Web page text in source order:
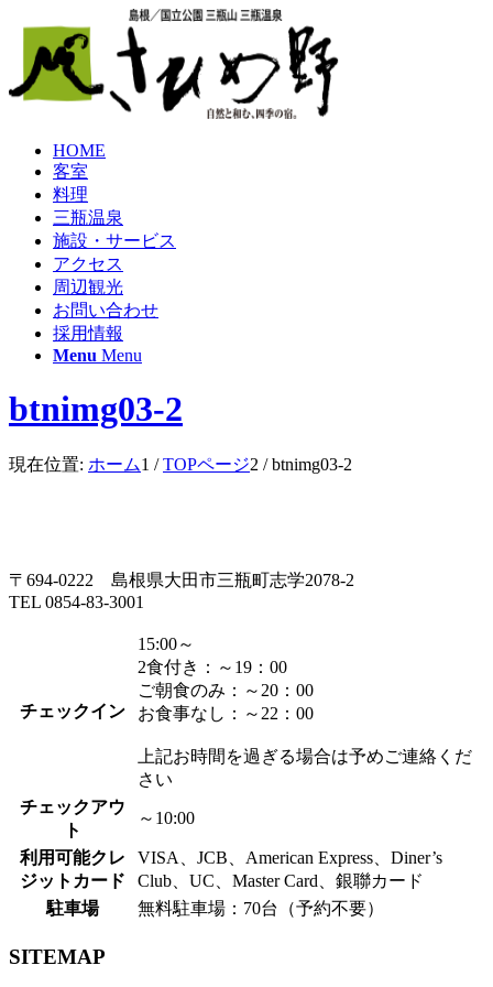
HOME
客室
料理
三瓶温泉
施設・サービス
アクセス
周辺観光
お問い合わせ
採用情報
Menu Menu
btnimg03-2
現在位置: ホーム1 / TOPページ2 / btnimg03-2
〒694-0222 島根県大田市三瓶町志学2078-2
TEL 0854-83-3001
チェックイン
15:00～
2食付き：～19：00
ご朝食のみ：～20：00
お食事なし：～22：00
上記お時間を過ぎる場合は予めご連絡くだ
さい
チェックアウ
ト
～10:00
利用可能クレ
ジットカード
VISA、JCB、American Express、Diner’s
Club、UC、Master Card、銀聯カード
駐車場
無料駐車場：70台（予約不要）
SITEMAP